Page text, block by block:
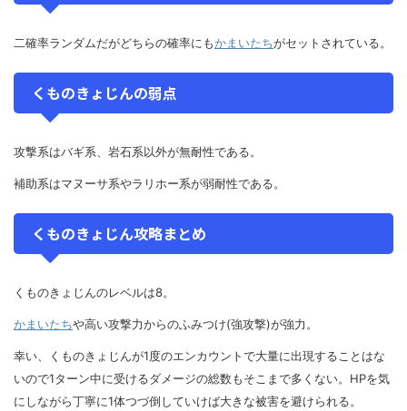
二確率ランダムだがどちらの確率にもかまいたちがセットされている。
くものきょじんの弱点
攻撃系はバギ系、岩石系以外が無耐性である。
補助系はマヌーサ系やラリホー系が弱耐性である。
くものきょじん攻略まとめ
くものきょじんのレベルは8。
かまいたちや高い攻撃力からのふみつけ(強攻撃)が強力。
幸い、くものきょじんが1度のエンカウントで大量に出現することはな
いので1ターン中に受けるダメージの総数もそこまで多くない。HPを気
にしながら丁寧に1体つづ倒していけば大きな被害を避けられる。